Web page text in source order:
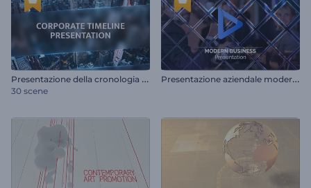
P
resentazione della cronologia aziendale
30 scene
P
resentazione aziendale moderna